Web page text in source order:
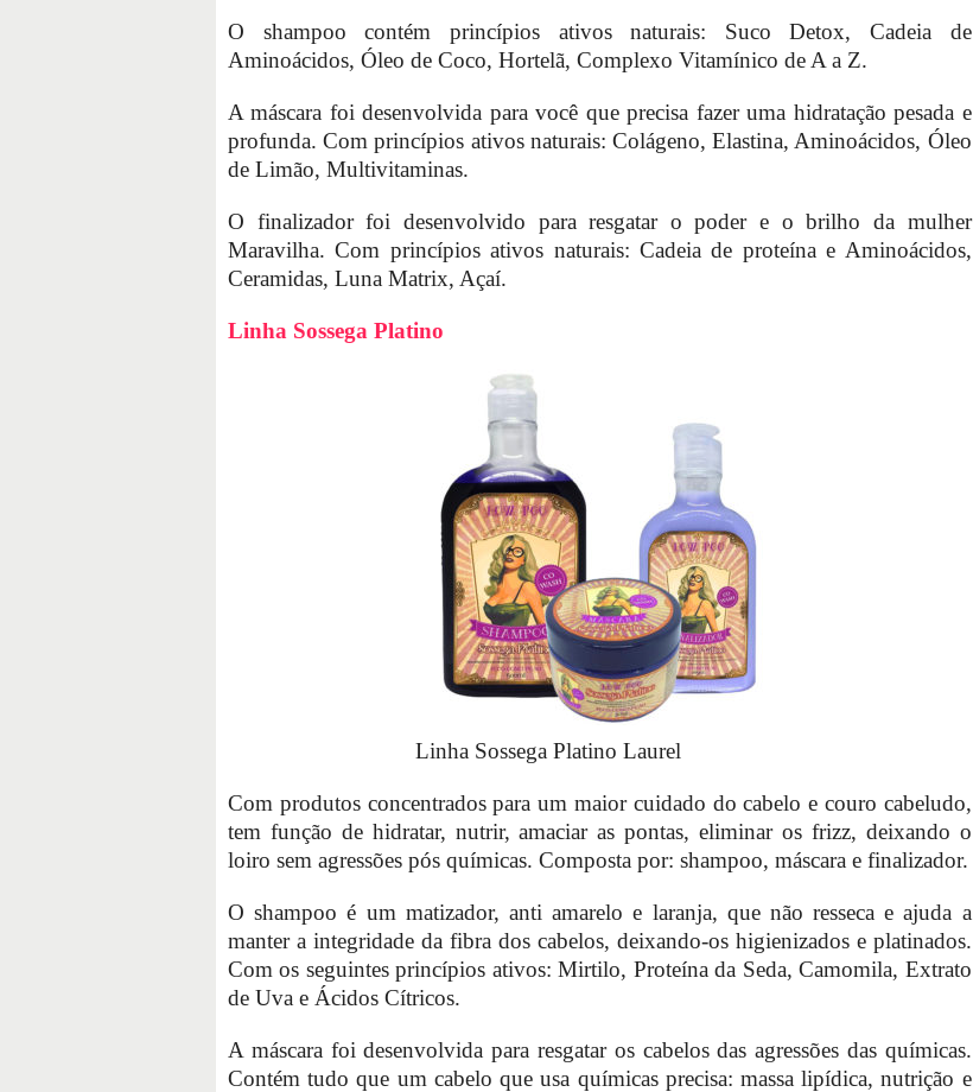
O shampoo contém princípios ativos naturais: Suco Detox, Cadeia de
Aminoácidos, Óleo de Coco, Hortelã, Complexo Vitamínico de A a Z.
A máscara foi desenvolvida para você que precisa fazer uma hidratação pesada e
profunda. Com princípios ativos naturais: Colágeno, Elastina, Aminoácidos, Óleo
de Limão, Multivitaminas.
O finalizador foi desenvolvido para resgatar o poder e o brilho da mulher
Maravilha. Com princípios ativos naturais: Cadeia de proteína e Aminoácidos,
Ceramidas, Luna Matrix, Açaí.
Linha Sossega Platino
Linha Sossega Platino Laurel
Com produtos concentrados para um maior cuidado do cabelo e couro cabeludo,
tem função de hidratar, nutrir, amaciar as pontas, eliminar os frizz, deixando o
loiro sem agressões pós químicas. Composta por: shampoo, máscara e finalizador.
O shampoo é um matizador, anti amarelo e laranja, que não resseca e ajuda a
manter a integridade da fibra dos cabelos, deixando-os higienizados e platinados.
Com os seguintes princípios ativos: Mirtilo, Proteína da Seda, Camomila, Extrato
de Uva e Ácidos Cítricos.
A máscara foi desenvolvida para resgatar os cabelos das agressões das químicas.
Contém tudo que um cabelo que usa químicas precisa: massa lipídica, nutrição e